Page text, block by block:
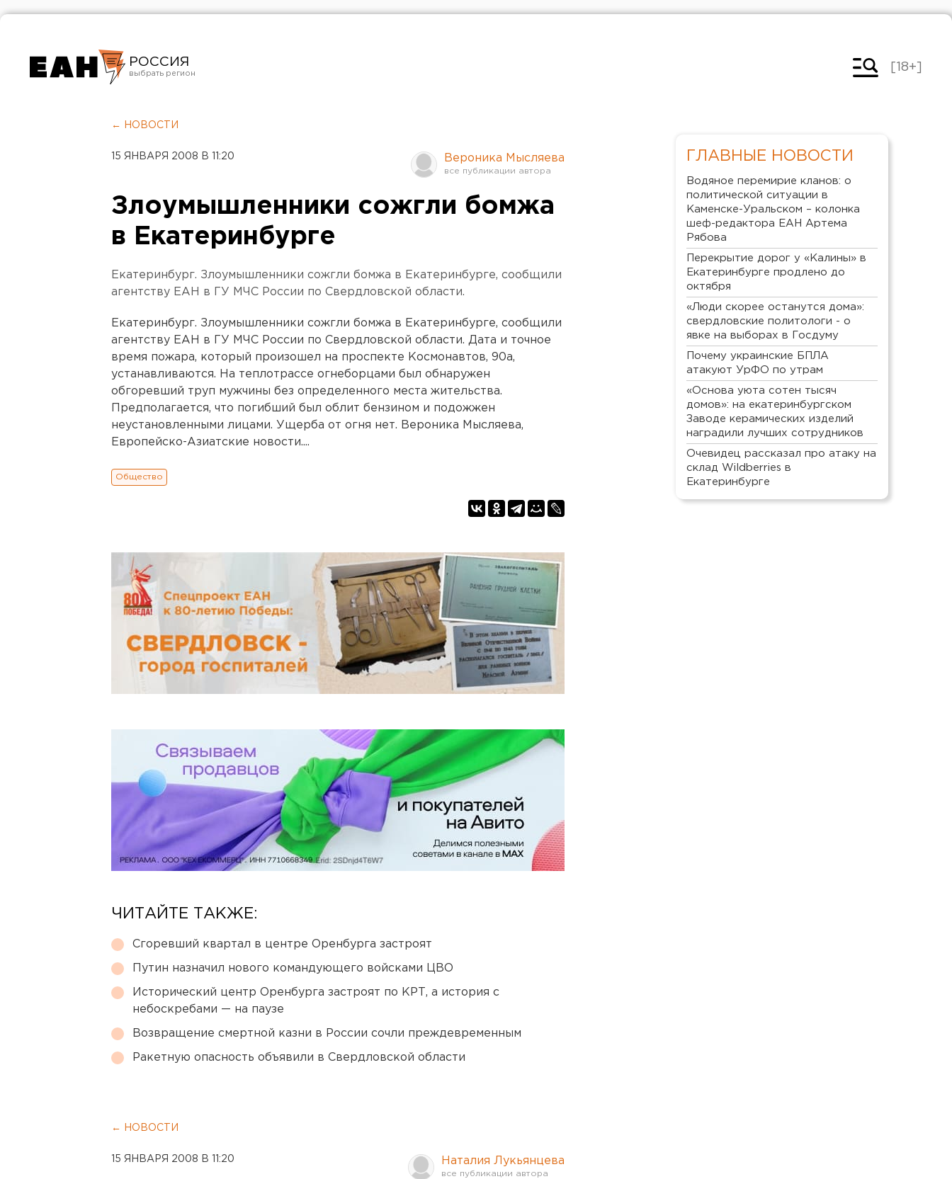
РОССИЯ
Челябинск
[18+]
← НОВОСТИ
15 ЯНВАРЯ 2008 В 11:20 Вероника Мысляева
Злоумышленники сожгли бомжа
в Екатеринбурге
Екатеринбург. Злоумышленники сожгли бомжа в Екатеринбурге, сообщили
агентству ЕАН в ГУ МЧС России по Свердловской области.
Екатеринбург. Злоумышленники сожгли бомжа в Екатеринбурге, сообщили
агентству ЕАН в ГУ МЧС России по Свердловской области. Дата и точное
время пожара, который произошел на проспекте Космонавтов, 90а,
устанавливаются. На теплотрассе огнеборцами был обнаружен
обгоревший труп мужчины без определенного места жительства.
Предполагается, что погибший был облит бензином и подожжен
неустановленными лицами. Ущерба от огня нет. Вероника Мысляева,
Европейско-Азиатские новости....
Общество
ЧИТАЙТЕ ТАКЖЕ:
Сгоревший квартал в центре Оренбурга застроят
Путин назначил нового командующего войсками ЦВО
Исторический центр Оренбурга застроят по КРТ, а история с
небоскребами — на паузе
Возвращение смертной казни в России сочли преждевременным
Ракетную опасность объявили в Свердловской области
← НОВОСТИ
15 ЯНВАРЯ 2008 В 11:20 Наталия Лукьянцева
ГЛАВНЫЕ НОВОСТИ
Водяное перемирие кланов: о
политической ситуации в
Каменске-Уральском – колонка
шеф-редактора ЕАН Артема
Рябова
Перекрытие дорог у «Калины» в
Екатеринбурге продлено до
октября
«Люди скорее останутся дома»:
свердловские политологи - о
явке на выборах в Госдуму
Почему украинские БПЛА
атакуют УрФО по утрам
«Основа уюта сотен тысяч
домов»: на екатеринбургском
Заводе керамических изделий
наградили лучших сотрудников
Очевидец рассказал про атаку на
склад Wildberries в
Екатеринбурге